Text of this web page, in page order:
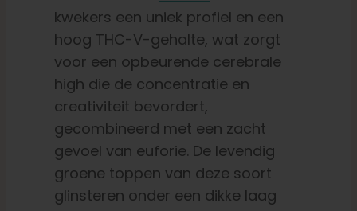
kwekers een uniek profiel en een
hoog THC-V-gehalte, wat zorgt
voor een opbeurende cerebrale
high die de concentratie en
creativiteit bevordert,
gecombineerd met een zacht
gevoel van euforie. De levendig
groene toppen van deze soort
glinsteren onder een dikke laag